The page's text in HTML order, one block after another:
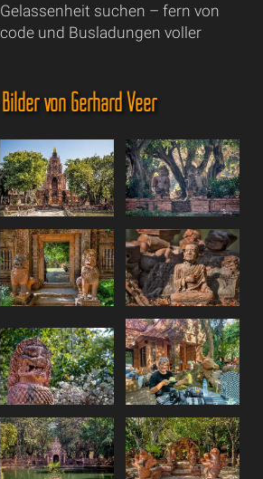
suchen – fern von
und Busladungen voller
von Gerhard Veer